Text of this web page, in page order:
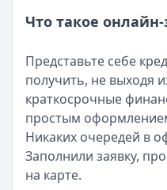
Рекордный рост доли
Опубликовано:5 декабря
Категория:МФО
Читать новость
57 сервисов микрозаймов
Кратко:Авторизация
Опубликовано:23 ноября
Категория:МФО
Что такое
Представьте себе
получить, не выходя
краткосрочные
простым
Никаких очередей в
Заполнили заявку,
на карте.